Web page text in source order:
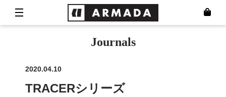
Journals
2020.04.10
TRACERシリーズ